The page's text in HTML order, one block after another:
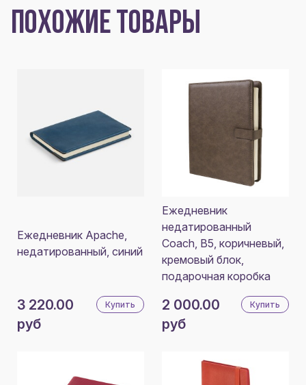
ПОХОЖИЕ ТОВАРЫ
Ежедневник Apache,
недатированный, синий
3 220.00
руб
Купить
Ежедневник
недатированный
Coach, B5, коричневый,
кремовый блок,
подарочная коробка
2 000.00
руб
Купить